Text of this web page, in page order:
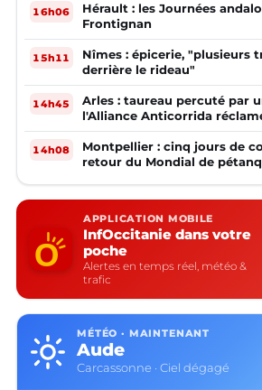
16h06
Hérault : les Journées
Frontignan
15h11
Nîmes : épicerie, "plusieurs
derrière le rideau"
14h45
Arles : taureau percuté par
l'Alliance Anticorrida
14h08
Montpellier : cinq jours de
retour du Mondial de
APPLICATION MOBILE
InfOccitanie dans votre
poche
Alertes en temps réel, météo &
trafic
MÉTÉO · MAINTENANT
Aude
Carcassonne · Ciel dégagé